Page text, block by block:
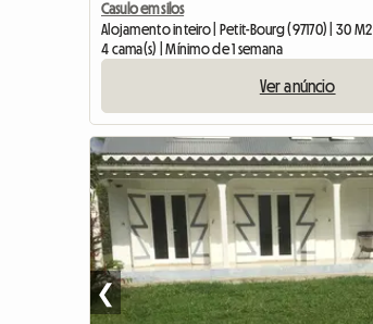
Casulo em silos
Alojamento inteiro | Petit-Bourg (97170) | 30 M2
4 cama(s) | Mínimo de 1 semana
Ver anúncio
❮